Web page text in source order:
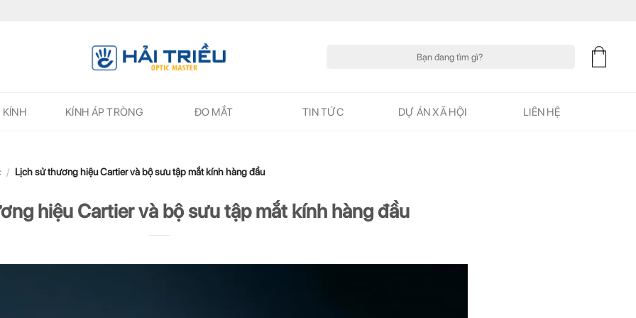
KÍNH KÍNH ÁP TRÒNG ĐO MẮT TIN TỨC DỰ ÁN XÃ HỘI LIÊN HỆ
/ Lịch sử thương hiệu Cartier và bộ sưu tập mắt kính hàng đầu
hiệu Cartier và bộ sưu tập mắt kính hàng đầu